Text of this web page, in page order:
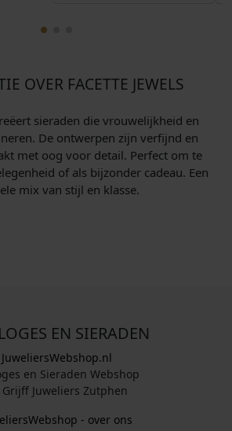
OVER FACETTE JEWELS
sieraden die vrouwelijkheid en
De ontwerpen zijn verfijnd en
met oog voor detail. Perfect om te
of als bijzonder cadeau. Een
mix van stijl en klasse.
EN SIERADEN
JuweliersWebshop.nl
en Sieraden Webshop
Grijff Juweliers Zutphen
- over ons